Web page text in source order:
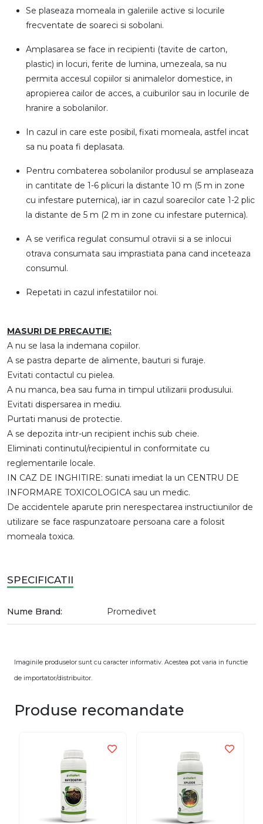
Se plaseaza momeala in galeriile active si locurile
frecventate de soareci si sobolani.
Amplasarea se face in recipienti (tavite de carton,
plastic) in locuri, ferite de lumina, umezeala, sa nu
permita accesul copiilor si animalelor domestice, in
apropierea cailor de acces, a cuiburilor sau in locurile de
hranire a sobolanilor.
In cazul in care este posibil, fixati momeala, astfel incat
sa nu poata fi deplasata.
Pentru combaterea sobolanilor produsul se amplaseaza
in cantitate de 1-6 plicuri la distante 10 m (5 m in zone
cu infestare puternica), iar in cazul soarecilor cate 1-2 plic
la distante de 5 m (2 m in zone cu infestare puternica).
A se verifica regulat consumul otravii si a se inlocui
otrava consumata sau imprastiata pana cand inceteaza
consumul.
Repetati in cazul infestatiilor noi.
MASURI DE PRECAUTIE:
A nu se lasa la indemana copiilor.
A se pastra departe de alimente, bauturi si furaje.
Evitati contactul cu pielea.
A nu manca, bea sau fuma in timpul utilizarii produsului.
Evitati dispersarea in mediu.
Purtati manusi de protectie.
A se depozita intr-un recipient inchis sub cheie.
Eliminati continutul/recipientul in conformitate cu
reglementarile locale.
IN CAZ DE INGHITIRE: sunati imediat la un CENTRU DE
INFORMARE TOXICOLOGICA sau un medic.
De accidentele aparute prin nerespectarea instructiunilor de
utilizare se face raspunzatoare persoana care a folosit
momeala toxica.
SPECIFICATII
Nume Brand: Promedivet
Imaginile produselor sunt cu caracter informativ. Acestea pot varia in functie
de importator/distribuitor.
Produse recomandate